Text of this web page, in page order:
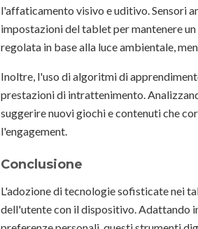
l'affaticamento visivo e uditivo. Sensori
impostazioni del tablet per mantenere
regolata in base alla luce ambientale,
Inoltre, l'uso di algoritmi di
prestazioni di intrattenimento.
suggerire nuovi giochi e contenuti che
l'engagement.
Conclusione
L'adozione di tecnologie sofisticate nei
dell'utente con il dispositivo. Adattando